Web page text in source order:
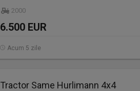
2000
6.500 EUR
Acum 5 zile
Tractor Same Hurlimann 4x4